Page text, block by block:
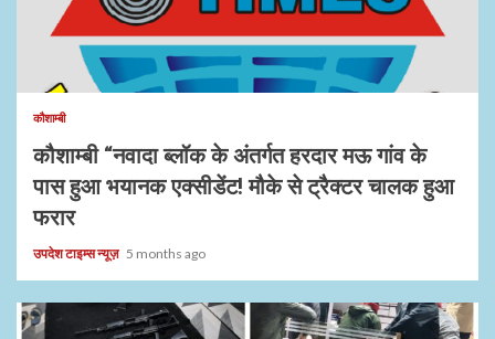
कौशाम्बी
कौशाम्बी “नवादा ब्लॉक के अंतर्गत हरदार मऊ गांव के
पास हुआ भयानक एक्सीडेंट! मौके से ट्रैक्टर चालक हुआ
फरार
उपदेश टाइम्स न्यूज़ 5 months ago